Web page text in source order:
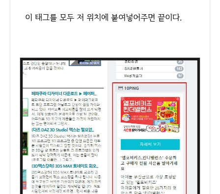
이 태그를 모두 저 위치에 붙여넣어주면 끝이다.